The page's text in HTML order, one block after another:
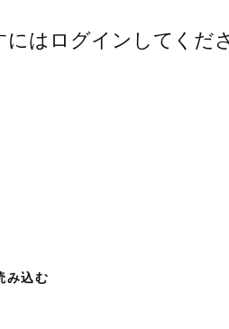
はログインしてくださ
み込む